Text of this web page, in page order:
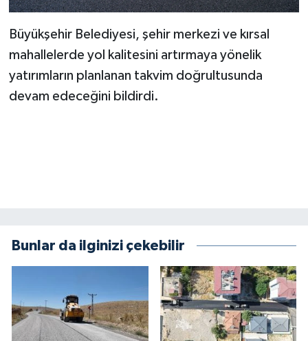
Büyükşehir Belediyesi, şehir merkezi ve kırsal
mahallelerde yol kalitesini artırmaya yönelik
yatırımların planlanan takvim doğrultusunda
devam edeceğini bildirdi.
Bunlar da ilginizi çekebilir